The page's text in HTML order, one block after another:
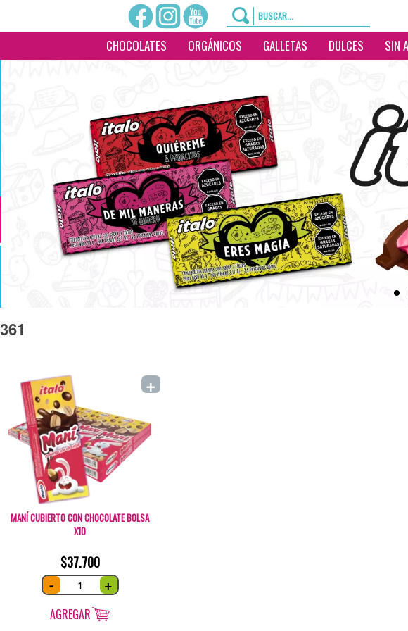
CHOCOLATES ORGÁNICOS GALLETAS DULCES SIN
361
MANÍ CUBIERTO CON CHOCOLATE BOLSA
X10
$37.700
- Maní
cubierto
con
bolsa
x10
+
AGREGAR
+